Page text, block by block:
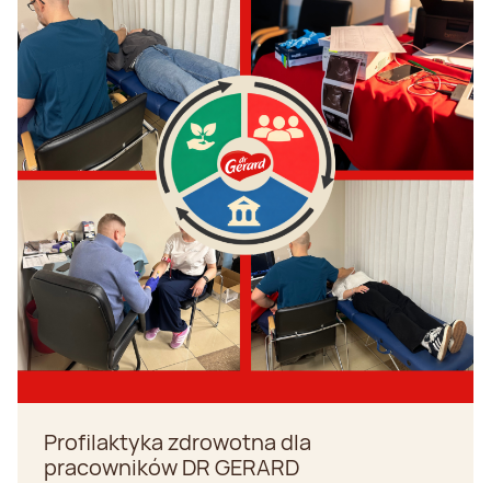
Profilaktyka zdrowotna dla
pracowników DR GERARD